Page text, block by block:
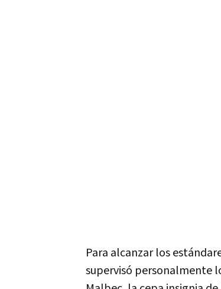
Para alcanzar los
supervisó personalmente